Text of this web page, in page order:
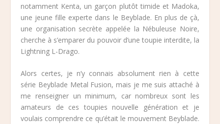
notamment Kenta, un garçon plutôt timide et Madoka,
une jeune fille experte dans le Beyblade. En plus de çà,
une organisation secrète appelée la Nébuleuse Noire,
cherche à s’emparer du pouvoir d’une toupie interdite, la
Lightning L-Drago.
Alors certes, je n’y connais absolument rien à cette
série Beyblade Metal Fusion, mais je me suis attaché à
me renseigner un minimum, car nombreux sont les
amateurs de ces toupies nouvelle génération et je
voulais comprendre ce qu’était le mouvement Beyblade.